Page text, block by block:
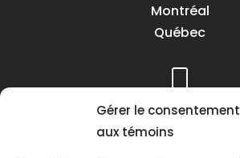
Gérer le consentement
aux témoins
Montréal
Québec
Téléphone :
(418) 622-1001